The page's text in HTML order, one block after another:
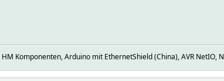
Komponenten, Arduino mit EthernetShield (China), AVR NetIO,